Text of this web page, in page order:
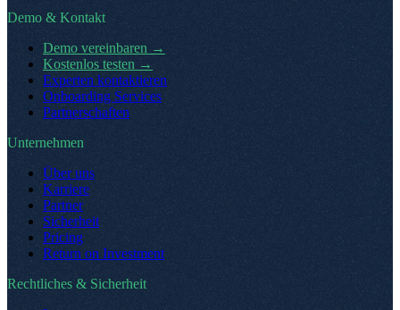
Demo & Kontakt
Demo vereinbaren →
Kostenlos testen →
Experten kontaktieren
Onboarding Services
Partnerschaften
Unternehmen
Über uns
Karriere
Partner
Sicherheit
Pricing
Return on Investment
Rechtliches & Sicherheit